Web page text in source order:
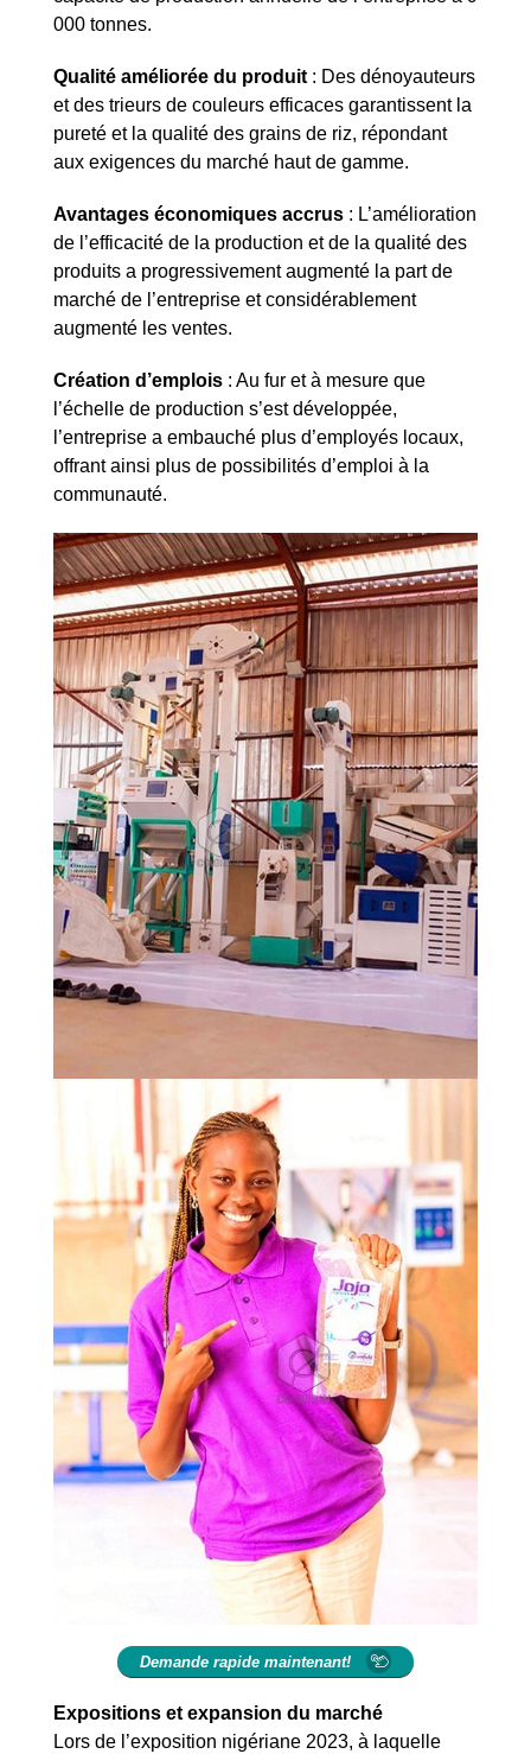
000 tonnes.
Qualité améliorée du produit: Des dénoyauteurs
et des trieurs de couleurs efficaces garantissent la
pureté et la qualité des grains de riz, répondant
aux exigences du marché haut de gamme.
Avantages économiques accrus: L’amélioration
de l’efficacité de la production et de la qualité des
produits a progressivement augmenté la part de
marché de l’entreprise et considérablement
augmenté les ventes.
Création d’emplois: Au fur et à mesure que
l’échelle de production s’est développée,
l’entreprise a embauché plus d’employés locaux,
offrant ainsi plus de possibilités d’emploi à la
communauté.
Demande rapide maintenant!
Expositions et expansion du marché
Lors de l’exposition nigériane 2023, à laquelle